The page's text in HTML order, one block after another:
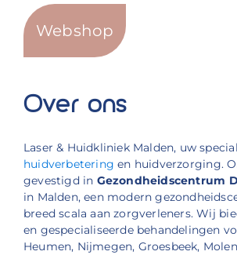
Webshop
Over ons
Laser & Huidkliniek Malden, uw
huidverbetering en huidverzorging.
gevestigd in Gezondheidscentrum
in Malden, een modern
breed scala aan zorgverleners. Wij
en gespecialiseerde behandelingen
Heumen, Nijmegen, Groesbeek,